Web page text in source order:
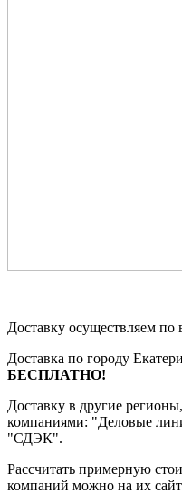
Доставку осуществляем по
Доставка по городу
БЕСПЛАТНО!
Доставку в другие
компаниями: "Деловые
"СДЭК".
Рассчитать примерную
компаний можно на их